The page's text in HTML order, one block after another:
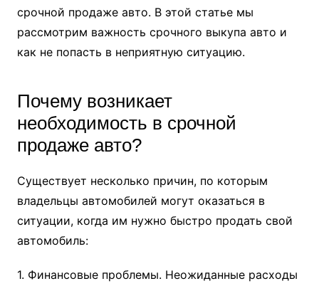
срочной продаже авто. В этой статье мы
рассмотрим важность срочного выкупа авто и
как не попасть в неприятную ситуацию.
Почему возникает
необходимость в срочной
продаже авто?
Существует несколько причин, по которым
владельцы автомобилей могут оказаться в
ситуации, когда им нужно быстро продать свой
автомобиль:
1. Финансовые проблемы. Неожиданные расходы